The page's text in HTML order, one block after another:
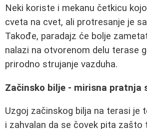
Neki koriste i mekanu četkicu
cveta na cvet, ali protresanje je
Takođe, paradajz će bolje
nalazi na otvorenom delu terase
prirodno strujanje vazduha.
Začinsko bilje - mirisna pratnja
Uzgoj začinskog bilja na terasi je
i zahvalan da se čovek pita zašto